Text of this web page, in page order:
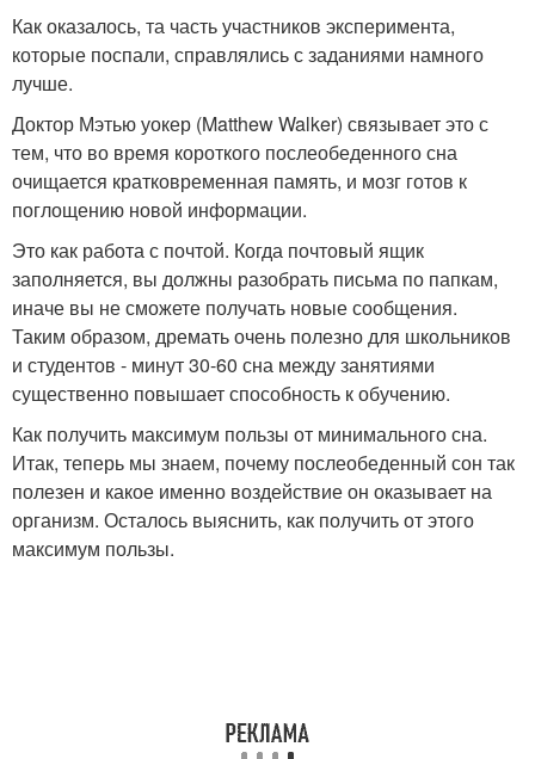
Как оказалось, та часть участников эксперимента,
которые поспали, справлялись с заданиями намного
лучше.
Доктор Мэтью уокер (Matthew Walker) связывает это с
тем, что во время короткого послеобеденного сна
очищается кратковременная память, и мозг готов к
поглощению новой информации.
Это как работа с почтой. Когда почтовый ящик
заполняется, вы должны разобрать письма по папкам,
иначе вы не сможете получать новые сообщения.
Таким образом, дремать очень полезно для школьников
и студентов - минут 30-60 сна между занятиями
существенно повышает способность к обучению.
Как получить максимум пользы от минимального сна.
Итак, теперь мы знаем, почему послеобеденный сон так
полезен и какое именно воздействие он оказывает на
организм. Осталось выяснить, как получить от этого
максимум пользы.